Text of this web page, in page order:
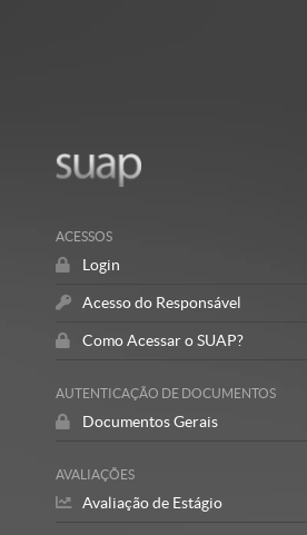
ACESSOS
Login
Acesso do Responsável
Como Acessar o SUAP?
AUTENTICAÇÃO DE DOCUMENTOS
Documentos Gerais
AVALIAÇÕES
Avaliação de Estágio